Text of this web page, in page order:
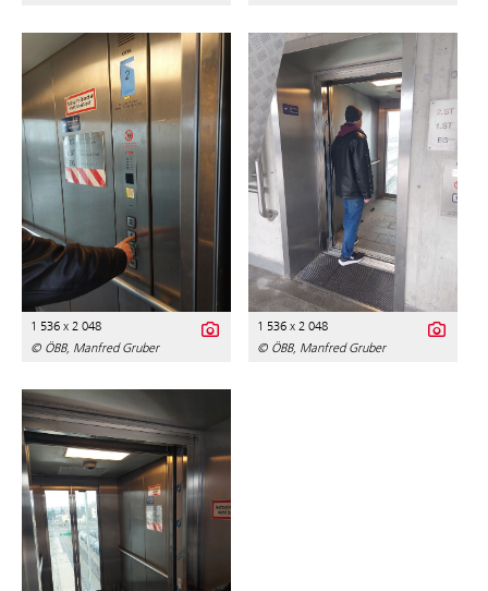
1 536 x 2 048
© ÖBB, Manfred Gruber
1 536 x 2 048
© ÖBB, Manfred Gruber